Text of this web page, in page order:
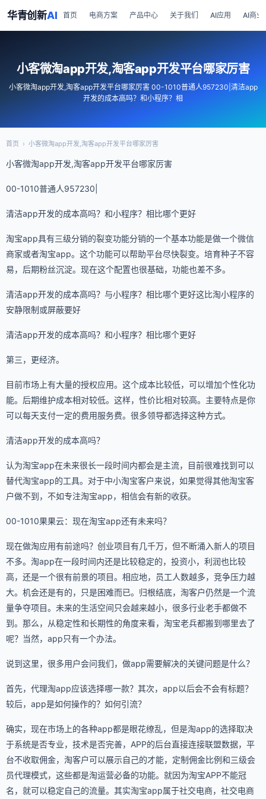
华青创新AI 首页 电商方案 产品中心 关于我们 AI应用 AI商业
小客微淘app开发,淘客app开发平台哪家厉害
小客微淘app开发,淘客app开发平台哪家厉害 00-1010普通人957230|清洁app
开发的成本高吗？和小程序？相
首页 › 小客微淘app开发,淘客app开发平台哪家厉害
小客微淘app开发,淘客app开发平台哪家厉害
00-1010普通人957230|
清洁app开发的成本高吗？和小程序？相比哪个更好
淘宝app具有三级分销的裂变功能分销的一个基本功能是做一个微信
商家或者淘宝app。这个功能可以帮助平台尽快裂变。培育种子不容
易，后期粉丝沉淀。现在这个配置也很基础，功能也差不多。
清洁app开发的成本高吗？与小程序？相比哪个更好这比淘小程序的
安静限制或屏蔽要好
清洁app开发的成本高吗？和小程序？相比哪个更好
第三，更经济。
目前市场上有大量的授权应用。这个成本比较低，可以增加个性化功
能。后期维护成本相对较低。这样，性价比相对较高。主要特点是你
可以每天支付一定的费用服务费。很多领导都选择这种方式。
清洁app开发的成本高吗？
认为淘宝app在未来很长一段时间内都会是主流，目前很难找到可以
替代淘宝app的工具。对于中小淘宝客户来说，如果觉得其他淘宝客
户做不到，不如专注淘宝app，相信会有新的收获。
00-1010果果云：现在淘宝app还有未来吗？
现在做淘应用有前途吗？创业项目有几千万，但不断涌入新人的项目
不多。淘app在一段时间内还是比较稳定的，投资小，利润也比较
高，还是一个很有前景的项目。相应地，员工人数越多，竞争压力越
大。机会还是有的，只是困难而已。归根结底，淘客户仍然是一个流
量争夺项目。未来的生活空间只会越来越小，很多行业老手都做不
到。那么，从稳定性和长期性的角度来看，淘宝老兵都搬到哪里去了
呢？当然，app只有一个办法。
说到这里，很多用户会问我们，做app需要解决的关键问题是什么？
首先，代理淘app应该选择哪一款？其次，app以后会不会有标题？
较后，app是如何操作的？如何引流？
确实，现在市场上的各种app都是眼花缭乱，但是淘app的选择取决
于系统是否专业，技术是否完善，APP的后台直接连接联盟数据，平
台不收取佣金，淘客户可以展示自己的才能，定制佣金比例和三级会
员代理模式，这些都是淘运营必备的功能。就因为淘宝APP不能冠
名，就可以稳定自己的流量。其实淘宝app属于社交电商，社交电商